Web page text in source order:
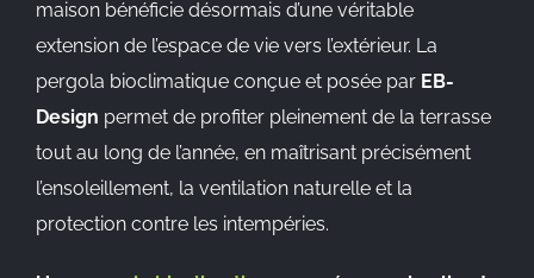
maison bénéficie désormais d’une véritable
extension de l’espace de vie vers l’extérieur. La
pergola bioclimatique conçue et posée par EB-
Design permet de profiter pleinement de la terrasse
tout au long de l’année, en maîtrisant précisément
l’ensoleillement, la ventilation naturelle et la
protection contre les intempéries.